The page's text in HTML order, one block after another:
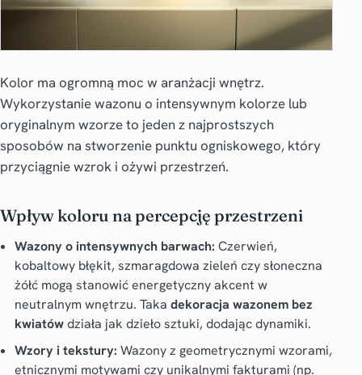
Kolor ma ogromną moc w aranżacji wnętrz.
Wykorzystanie wazonu o intensywnym kolorze lub
oryginalnym wzorze to jeden z najprostszych
sposobów na stworzenie punktu ogniskowego, który
przyciągnie wzrok i ożywi przestrzeń.
Wpływ koloru na percepcję przestrzeni
Wazony o intensywnych barwach: Czerwień,
kobaltowy błękit, szmaragdowa zieleń czy słoneczna
żółć mogą stanowić energetyczny akcent w
neutralnym wnętrzu. Taka dekoracja wazonem bez
kwiatówdziała jak dzieło sztuki, dodając dynamiki.
Wzory i tekstury: Wazony z geometrycznymi wzorami,
etnicznymi motywami czy unikalnymi fakturami (np.